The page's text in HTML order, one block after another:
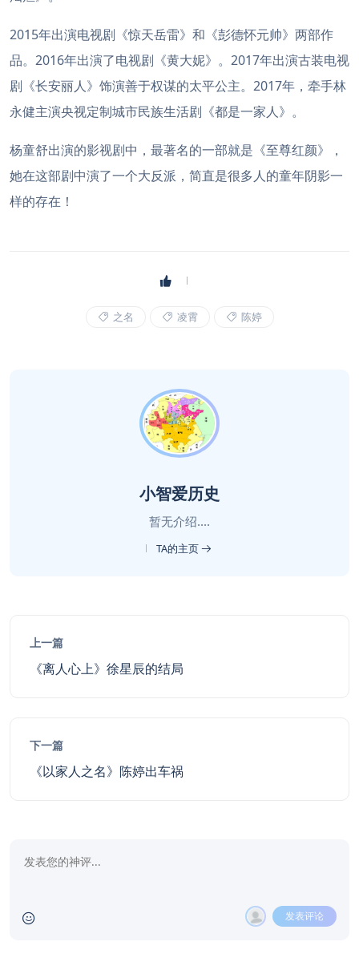
2015年出演电视剧《惊天岳雷》和《彭德怀元帅》两部作
品。2016年出演了电视剧《黄大妮》。2017年出演古装电视
剧《长安丽人》饰演善于权谋的太平公主。2017年，牵手林
永健主演央视定制城市民族生活剧《都是一家人》。
杨童舒出演的影视剧中，最著名的一部就是《至尊红颜》，
她在这部剧中演了一个大反派，简直是很多人的童年阴影一
样的存在！
之名 凌霄 陈婷
小智爱历史
暂无介绍....
TA的主页
上一篇
《离人心上》徐星辰的结局
下一篇
《以家人之名》陈婷出车祸
发表评论